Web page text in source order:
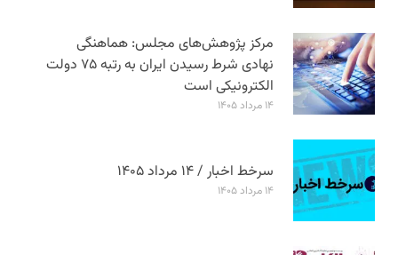
مرکز پژوهش‌های مجلس: هماهنگی
نهادی شرط رسیدن ایران به رتبه ۷۵ دولت
الکترونیکی است
۱۴ مرداد ۱۴۰۵
سرخط اخبار / ۱۴ مرداد ۱۴۰۵
۱۴ مرداد ۱۴۰۵